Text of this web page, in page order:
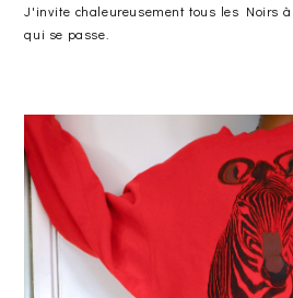
J'invite chaleureusement tous les Noirs
qui se passe.